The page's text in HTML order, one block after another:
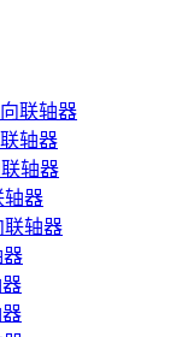
联轴器
轴器
轴器
轴器
联轴器
器